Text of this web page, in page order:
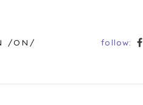
/ON/ follow: